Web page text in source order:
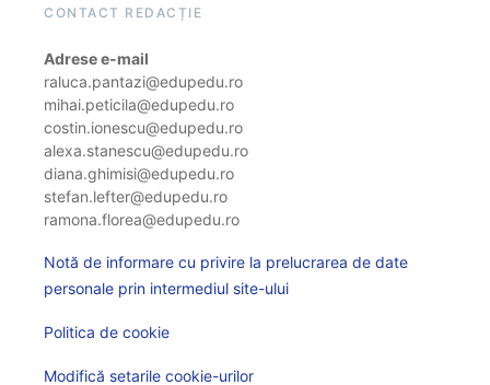
CONTACT REDACȚIE
Adrese e-mail
raluca.pantazi@edupedu.ro
mihai.peticila@edupedu.ro
costin.ionescu@edupedu.ro
alexa.stanescu@edupedu.ro
diana.ghimisi@edupedu.ro
stefan.lefter@edupedu.ro
ramona.florea@edupedu.ro
Notă de informare cu privire la prelucrarea de date
personale prin intermediul site-ului
Politica de cookie
Modifică setarile cookie-urilor